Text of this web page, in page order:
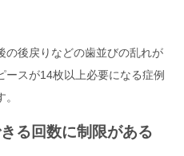
の後戻りなどの歯並びの乱れが
スが14枚以上必要になる症例
る回数に制限がある